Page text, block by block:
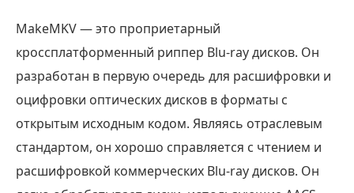
MakeMKV — это проприетарный
кроссплатформенный риппер Blu-ray дисков. Он
разработан в первую очередь для расшифровки и
оцифровки оптических дисков в форматы с
открытым исходным кодом. Являясь отраслевым
стандартом, он хорошо справляется с чтением и
расшифровкой коммерческих Blu-ray дисков. Он